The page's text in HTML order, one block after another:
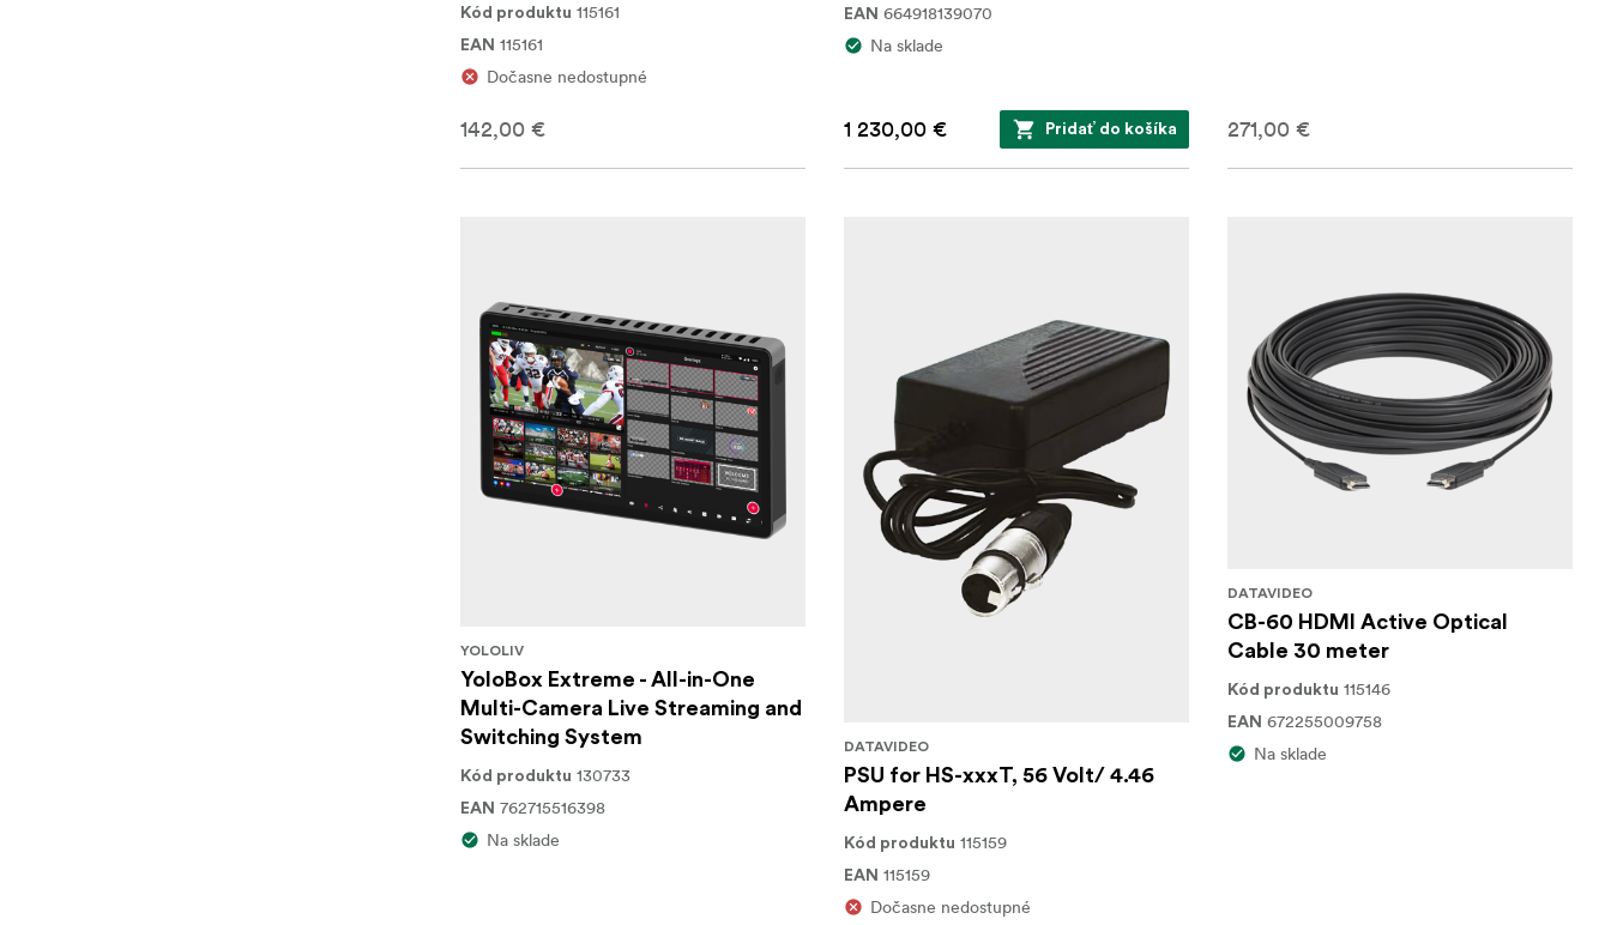
Kód produktu 115161
EAN 115161
Dočasne nedostupné
142,00 €
EAN 664918139070
Na sklade
1 230,00 € Pridať do košíka 271,00 €
YOLOLIV
YoloBox Extreme - All-in-One
Multi-Camera Live Streaming and
Switching System
Kód produktu 130733
EAN 762715516398
Na sklade
DATAVIDEO
PSU for HS-xxxT, 56 Volt/ 4.46
Ampere
Kód produktu 115159
EAN 115159
Dočasne nedostupné
DATAVIDEO
CB-60 HDMI Active Optical
Cable 30 meter
Kód produktu 115146
EAN 672255009758
Na sklade